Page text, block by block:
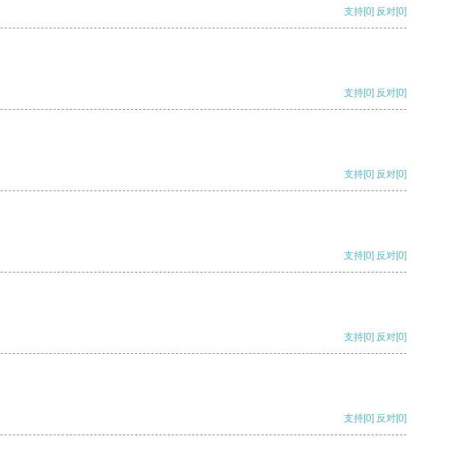
支持[0] 反对[0]
支持[0] 反对[0]
支持[0] 反对[0]
支持[0] 反对[0]
支持[0] 反对[0]
支持[0] 反对[0]